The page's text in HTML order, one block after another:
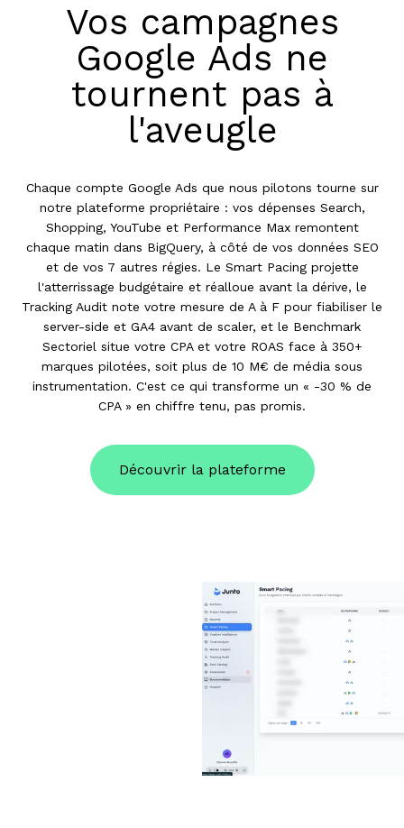
Vos campagnes
Google Ads ne
tournent pas à
l'aveugle
Chaque compte Google Ads que nous pilotons tourne sur
notre plateforme propriétaire : vos dépenses Search,
Shopping, YouTube et Performance Max remontent
chaque matin dans BigQuery, à côté de vos données SEO
et de vos 7 autres régies. Le Smart Pacing projette
l'atterrissage budgétaire et réalloue avant la dérive, le
Tracking Audit note votre mesure de A à F pour fiabiliser le
server-side et GA4 avant de scaler, et le Benchmark
Sectoriel situe votre CPA et votre ROAS face à 350+
marques pilotées, soit plus de 10 M€ de média sous
instrumentation. C'est ce qui transforme un « -30 % de
CPA » en chiffre tenu, pas promis.
Découvrir la plateforme